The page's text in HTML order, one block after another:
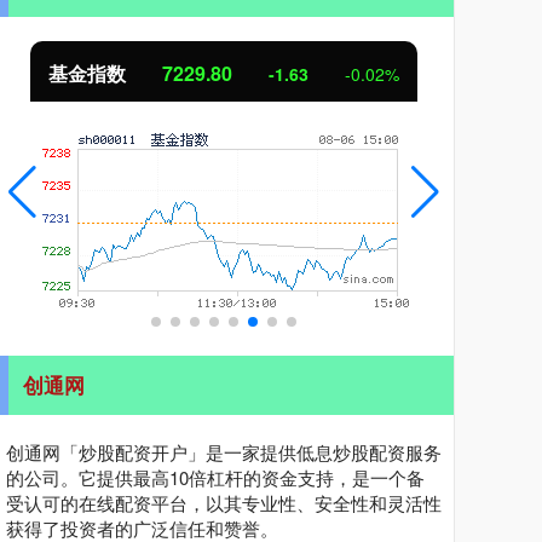
国债指数 229.59 -0.00 0.00%
创通网
创通网「炒股配资开户」是一家提供低息炒股配资服务
的公司。它提供最高10倍杠杆的资金支持，是一个备
受认可的在线配资平台，以其专业性、安全性和灵活性
获得了投资者的广泛信任和赞誉。